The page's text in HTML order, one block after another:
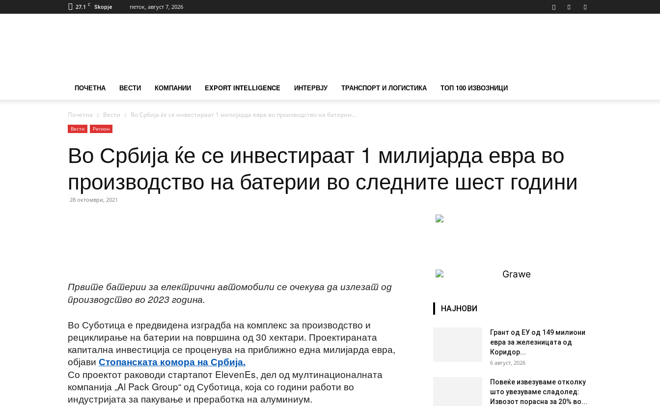
27.1 C Skopje петок, август 7, 2026
ПОЧЕТНА ВЕСТИ КОМПАНИИ EXPORT INTELLIGENCE ИНТЕРВЈУ ТРАНСПОРТ И ЛОГИСТИКА ТОП 100 ИЗВОЗНИЦИ
Почетна Вести Во Србија ќе се инвестираат 1 милијарда евра во производство на батерии...
Вести Регион
Во Србија ќе се инвестираат 1 милијарда евра во
производство на батерии во следните шест години
28 октомври, 2021
Првите батерии за електрични автомобили се очекува да излезат од
производство во 2023 година.
Во Суботица е предвидена изградба на комплекс за производство и
рециклирање на батерии на површина од 30 хектари. Проектираната
капитална инвестиција се проценува на приближно една милијарда евра,
објави Стопанската комора на Србија.
Со проектот раководи стартапот ElevenEs, дел од мултинационалната
компанија „Al Pack Group“ од Суботица, која со години работи во
индустријата за пакување и преработка на алуминиум.
НАЈНОВИ
Грант од ЕУ од 149 милиони
евра за железницата од
Коридор...
6 август, 2026
Повеќе извезуваме отколку
што увезуваме сладолед:
Извозот порасна за 20% во...